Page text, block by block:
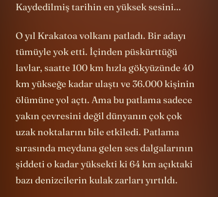
Kaydedilmiş tarihin en yüksek sesini...
O yıl Krakatoa volkanı patladı. Bir adayı
tümüyle yok etti. İçinden püskürttüğü
lavlar, saatte 100 km hızla gökyüzünde 40
km yükseğe kadar ulaştı ve 36.000 kişinin
ölümüne yol açtı. Ama bu patlama sadece
yakın çevresini değil dünyanın çok çok
uzak noktalarını bile etkiledi. Patlama
sırasında meydana gelen ses dalgalarının
şiddeti o kadar yüksekti ki 64 km açıktaki
bazı denizcilerin kulak zarları yırtıldı.